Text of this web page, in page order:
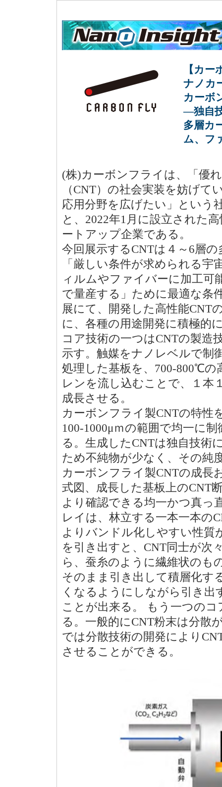
【カー
ナノカ
カーボ
―独自
多層カ
ム、フ
(株)カーボンフライは、「優
（CNT）の社会実装を妨げ
応用分野を広げたい」という
と、2022年1月に設立された
ートアップ企業である。
今回展示するCNTは４～6層
「厳しい条件が求められる
ィルムやファイバーに加工可
で量産する」ために最適な条
展にて、開発した高性能CNT
に、各種の用途開発に積極的
コア技術の一つはCNTの製造
示す。触媒をナノレベルで制
処理した基板を、700-800℃
レンを流し込むことで、１本
成長させる。
カーボンフライ製CNTの特性
100-1000μｍの範囲で均一に
る。生成したCNTは独自技術
ため不純物が少なく、その純
カーボンフライ製CNTの成長
式図、成長した基板上のCNT
より確認できる均一かつ真っ
レイは、林立する一本一本の
よりバンドル化しやすい性質
を引き出すと、CNT同士が次
ら、蚕糸のように繊維状のも
そのまま引き出して積層化す
くなるようにしながら引き出
ことが出来る。 もう一つの
る。一般的にCNT粉末は分散
では分散技術の開発により
させることができる。